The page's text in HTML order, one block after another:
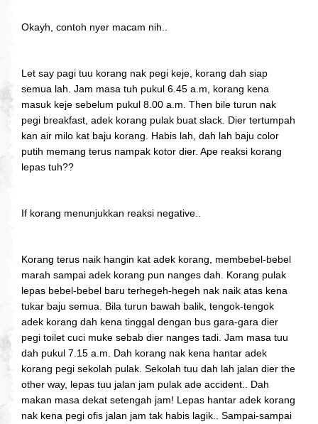
Okayh, contoh nyer macam nih..
Let say pagi tuu korang nak pegi keje, korang dah siap
semua lah. Jam masa tuh pukul 6.45 a.m, korang kena
masuk keje sebelum pukul 8.00 a.m. Then bile turun nak
pegi breakfast, adek korang pulak buat slack. Dier tertumpah
kan air milo kat baju korang. Habis lah, dah lah baju color
putih memang terus nampak kotor dier. Ape reaksi korang
lepas tuh??
If korang menunjukkan reaksi negative..
Korang terus naik hangin kat adek korang, membebel-bebel
marah sampai adek korang pun nanges dah. Korang pulak
lepas bebel-bebel baru terhegeh-hegeh nak naik atas kena
tukar baju semua. Bila turun bawah balik, tengok-tengok
adek korang dah kena tinggal dengan bus gara-gara dier
pegi toilet cuci muke sebab dier nanges tadi. Jam masa tuu
dah pukul 7.15 a.m. Dah korang nak kena hantar adek
korang pegi sekolah pulak. Sekolah tuu dah lah jalan dier the
other way, lepas tuu jalan jam pulak ade accident.. Dah
makan masa dekat setengah jam! Lepas hantar adek korang
nak kena pegi ofis jalan jam tak habis lagik.. Sampai-sampai